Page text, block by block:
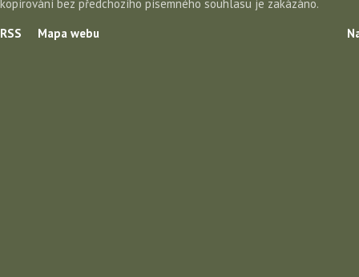
kopírování bez předchozího písemného souhlasu je zakázáno.
RSS
Mapa webu